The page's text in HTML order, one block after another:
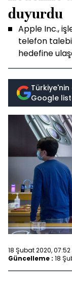
duyurdu
Apple Inc.,
telefon
hedefine
Google
18 Şubat 2020, 07:52
Güncelleme : 18